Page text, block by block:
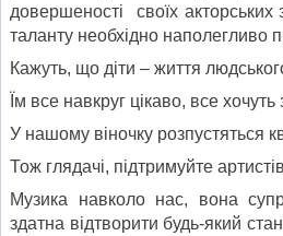
довершеності своїх акторських
таланту необхідно наполегливо
Кажуть, що діти – життя
Їм все навкруг цікаво, все хочуть
У нашому віночку розпустяться
Тож глядачі, підтримуйте
Музика навколо нас, вона
здатна відтворити будь-який